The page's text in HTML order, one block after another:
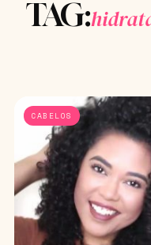
TAG:
CABELOS